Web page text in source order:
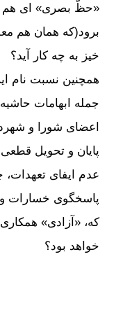
«حظّ بصری» ای هم
برود(که همان هم
خیز به چه کار آید؟
همچنین نسبت نام
جمله ابهامات
اعضای شورا و
پایان و تحویل
عدم ایفای
پاسخگوی خسارات
که، «آزادی»
خواهد بود؟